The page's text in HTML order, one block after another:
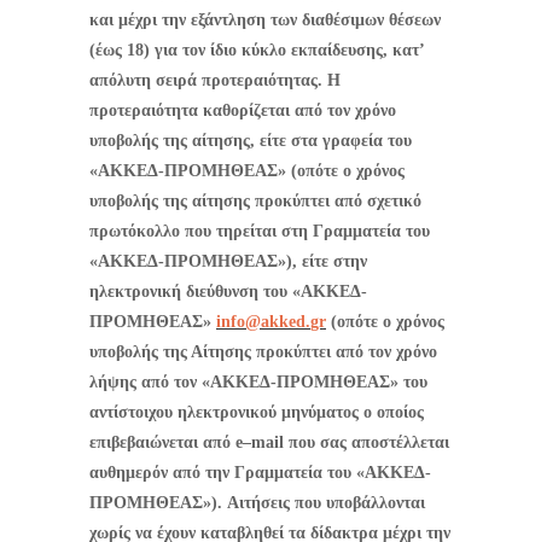
και μέχρι την εξάντληση των διαθέσιμων θέσεων
(έως 18) για τον ίδιο κύκλο εκπαίδευσης, κατ’
απόλυτη σειρά προτεραιότητας. Η
προτεραιότητα καθορίζεται από τον χρόνο
υποβολής της αίτησης, είτε στα γραφεία του
«ΑΚΚΕΔ-ΠΡΟΜΗΘΕΑΣ» (οπότε ο χρόνος
υποβολής της αίτησης προκύπτει από σχετικό
πρωτόκολλο που τηρείται στη Γραμματεία του
«ΑΚΚΕΔ-ΠΡΟΜΗΘΕΑΣ»), είτε στην
ηλεκτρονική διεύθυνση του «ΑΚΚΕΔ-
ΠΡΟΜΗΘΕΑΣ» info@akked.gr (οπότε ο χρόνος
υποβολής της Αίτησης προκύπτει από τον χρόνο
λήψης από τον «ΑΚΚΕΔ-ΠΡΟΜΗΘΕΑΣ» του
αντίστοιχου ηλεκτρονικού μηνύματος ο οποίος
επιβεβαιώνεται από e–mail που σας αποστέλλεται
αυθημερόν από την Γραμματεία του «ΑΚΚΕΔ-
ΠΡΟΜΗΘΕΑΣ»). Αιτήσεις που υποβάλλονται
χωρίς να έχουν καταβληθεί τα δίδακτρα μέχρι την